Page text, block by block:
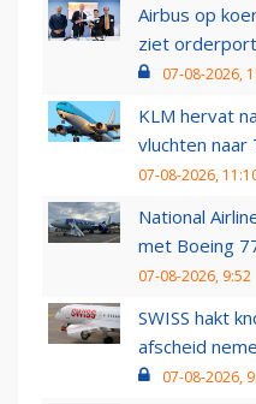
Airbus op
ziet
07-08-2026,
KLM hervat
vluchten naar
07-08-2026,
National
met Boeing
07-08-2026, 9:52
SWISS hakt
afscheid
07-08-2026,